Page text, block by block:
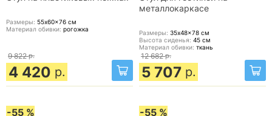
Размеры: 55x60x76 см
Материал обивки: рогожка
9 822 р.
4 420 р.
металлокаркасе
Размеры: 35x48x78 см
Высота сиденья: 45 см
Материал обивки: ткань
12 682 р.
5 707 р.
-55 % -55 %